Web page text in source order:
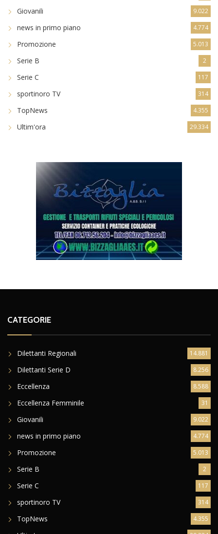
Giovanili 9.022
news in primo piano 4.774
Promozione 5.013
Serie B 2
Serie C 117
sportinoro TV 314
TopNews 4.355
Ultim'ora 29.334
CATEGORIE
Dilettanti Regionali 14.881
Dilettanti Serie D 8.256
Eccellenza 8.588
Eccellenza Femminile 31
Giovanili 9.022
news in primo piano 4.774
Promozione 5.013
Serie B 2
Serie C 117
sportinoro TV 314
TopNews 4.355